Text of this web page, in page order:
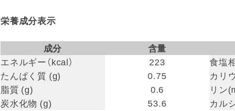
栄養成分表示
成分
含量
エネルギー（kcal）
223 食塩
たんぱく質 (g)
0.75 カリ
脂質 (g)
0.6 リン
炭水化物 (g)
53.6 カル